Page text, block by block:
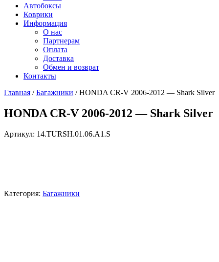
Автобоксы
Коврики
Информация
О нас
Партнерам
Оплата
Доставка
Обмен и возврат
Контакты
Главная /Багажники / HONDA CR-V 2006-2012 — Shark Silver
HONDA CR-V 2006-2012 — Shark Silver
Артикул: 14.TURSH.01.06.A1.S
Категория: Багажники